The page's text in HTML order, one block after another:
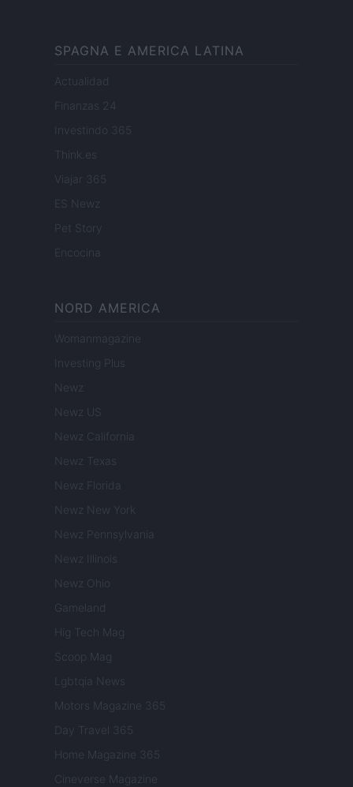
SPAGNA E AMERICA LATINA
Actualidad
Finanzas 24
Investindo 365
Think.es
Viajar 365
ES Newz
Pet Story
Encocina
NORD AMERICA
Womanmagazine
Investing Plus
Newz
Newz US
Newz California
Newz Texas
Newz Florida
Newz New York
Newz Pennsylvania
Newz Illinois
Newz Ohio
Gameland
Hig Tech Mag
Scoop Mag
Lgbtqia News
Motors Magazine 365
Day Travel 365
Home Magazine 365
Cineverse Magazine